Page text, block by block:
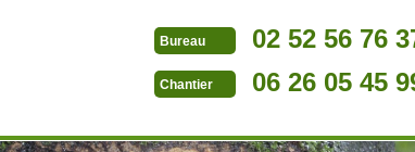
Bureau 02 52 56 76
Chantier 06 26 05 45